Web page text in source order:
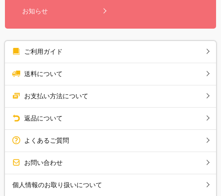
お知らせ
ご利用ガイド
送料について
お支払い方法について
返品について
よくあるご質問
お問い合わせ
個人情報のお取り扱いについて